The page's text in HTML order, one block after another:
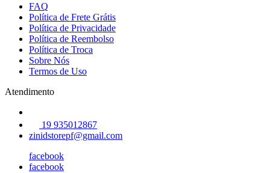
FAQ
Política de Frete Grátis
Política de Privacidade
Política de Reembolso
Política de Troca
Sobre Nós
Termos de Uso
Atendimento
19 935012867
zinidstorepf@gmail.com
facebook
facebook